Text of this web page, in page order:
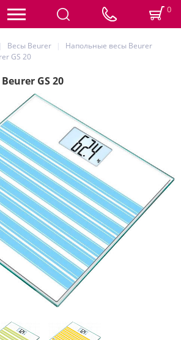
0
Весы Beurer
Напольные весы Beurer
GS 20
GS 20